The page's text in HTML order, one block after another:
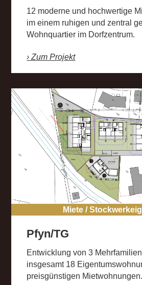
12 moderne und hochwertige
im einem ruhigen und zentral
Wohnquartier im Dorfzentrum.
› Zum Projekt
Miete /
Pfyn/TG
Entwicklung von 3
insgesamt 18
preisgünstigen Mietwohnungen.